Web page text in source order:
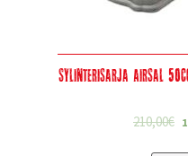
Sylinterisarja Airsal
210,00€